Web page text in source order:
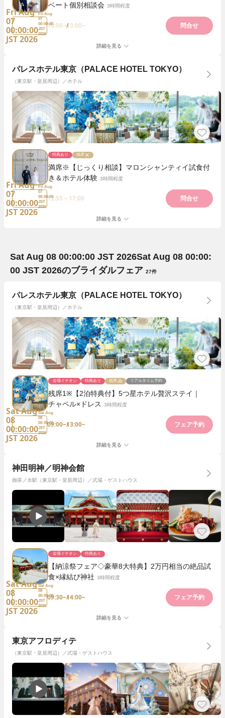
ベート個別相談会 3時間程度
Fri Aug
07
00:00:00
JST 2026
Fri Aug
07
00:00:00
JST
2026
10:00~13:00~ 問合せ
詳細を見る
パレスホテル東京（PALACE HOTEL TOKYO）
（東京駅・皇居周辺）／ホテル
特典あり 残席
満席※【じっくり相談】マロンシャンティイ試食付
き＆ホテル体験 3時間程度
Fri Aug
07
00:00:00
JST 2026
Fri Aug
07
00:00:00
JST
2026
12:55～17:00 問合せ
詳細を見る
Sat Aug 08 00:00:00 JST 2026Sat Aug 08 00:00:
00 JST 2026のブライダルフェア 27件
パレスホテル東京（PALACE HOTEL TOKYO）
（東京駅・皇居周辺）／ホテル
会場イチオシ 特典あり 残席 リアルタイム予約
残席1※【2泊特典付】5つ星ホテル贅沢ステイ｜
チャペル×ドレス
3時間程度
Sat Aug
08
00:00:00
JST 2026
Sat Aug
08
00:00:00
JST
2026
09:00~13:00~ フェア予約
詳細を見る
神田明神／明神会館
御茶ノ水駅（東京駅・皇居周辺）／式場・ゲストハウス
会場イチオシ 特典あり
【納涼祭フェア◇豪華8大特典】2万円相当の絶品試
食×縁結び神社 3時間程度
Sat Aug
08
00:00:00
JST 2026
Sat Aug
08
00:00:00
JST
2026
09:30~14:00~ フェア予約
詳細を見る
東京アフロディテ
（東京駅・皇居周辺）／式場・ゲストハウス